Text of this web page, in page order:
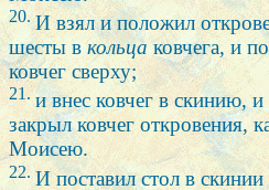
20. И взял и положил
шесты вкольцаковчега, и
ковчег сверху;
21.и внес ковчег в скинию, и
закрыл ковчег откровения,
Моисею.
22. И поставил стол в